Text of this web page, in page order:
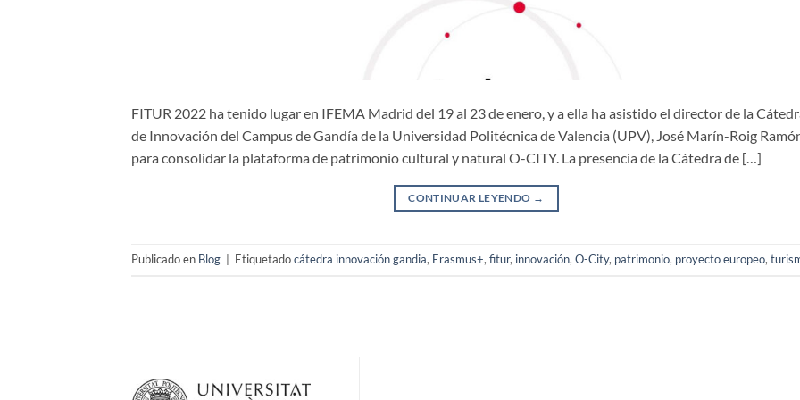
FITUR 2022 ha tenido lugar en IFEMA Madrid del 19 al 23 de enero, y a ella ha asistido el director de la
de Innovación del Campus de Gandía de la Universidad Politécnica de Valencia (UPV), José Marín-Roig
para consolidar la plataforma de patrimonio cultural y natural O-CITY. La presencia de la Cátedra de […]
CONTINUAR LEYENDO →
Publicado en Blog Etiquetadocátedra innovación gandia, Erasmus+, fitur, innovación, O-City, patrimonio, proyecto europeo,